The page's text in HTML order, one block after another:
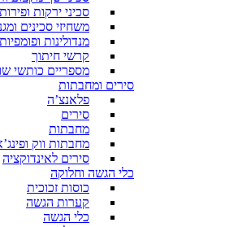
סכיני ירקות ופירות
משחיזי סכינים
מנדולינות ופומפיות
קרשי חיתוך
מספריים כותשי
סירים ומחבתות
פלאנצ’ה
סירים
מחבתות
מחבתות ווק
סירים לאינדוקציה
כלי הגשה וחלוקה
כוסות זכוכית
קערות הגשה
כלי הגשה